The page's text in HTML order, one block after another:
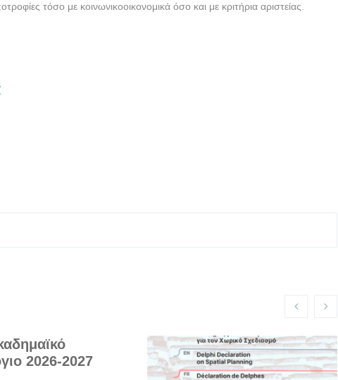
τόσο με κοινωνικοοικονομικά όσο και με κριτήρια αριστείας.
2026-2027